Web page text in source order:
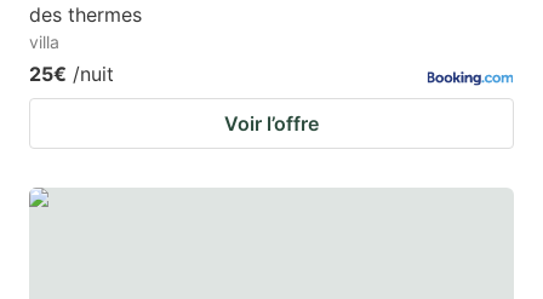
des thermes
villa
25€ /nuit
Voir l’offre